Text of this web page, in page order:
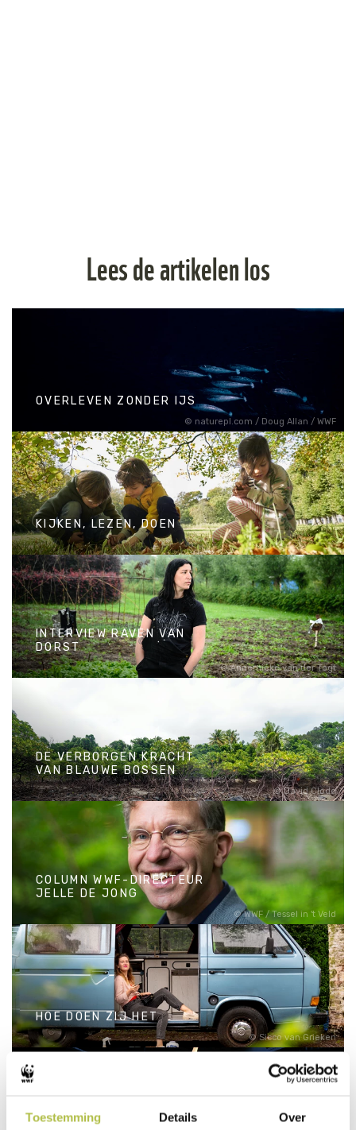
Toestemming Details Over
Lees de artikelen los
naturepl.com / Doug Allan / WWF
OVERLEVEN ZONDER IJS
OVERLEVEN ZONDER IJS
KIJKEN, LEZEN, DOEN
KIJKEN, LEZEN, DOEN
Annemieke van der Togt
INTERVIEW RAVEN VAN
DORST
David Clode
DE VERBORGEN KRACHT
VAN BLAUWE BOSSEN
DE VERBORGEN KRACHT
VAN BLAUWE BOSSEN
WWF / Tessel in 't Veld
COLUMN WWF-DIRECTEUR
JELLE DE JONG
COLUMN WWF-DIRECTEUR
JELLE DE JONG
Sicco van Grieken
HOE DOEN ZIJ HET